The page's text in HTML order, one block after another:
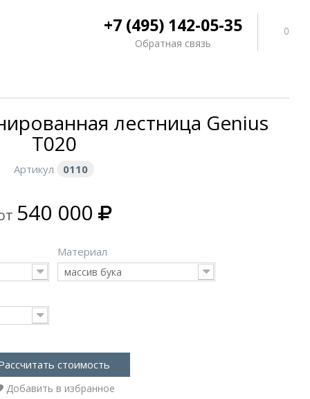
0
+7 (495) 142-05-35
Обратная связь
лестница Genius
T020
Артикул 0110
540 000
Материал
массив бука
стоимость
Добавить в избранное